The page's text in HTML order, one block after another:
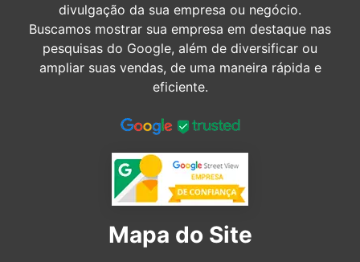
divulgação da sua empresa ou negócio.
Buscamos mostrar sua empresa em destaque nas
pesquisas do Google, além de diversificar ou
ampliar suas vendas, de uma maneira rápida e
eficiente.
Mapa do Site